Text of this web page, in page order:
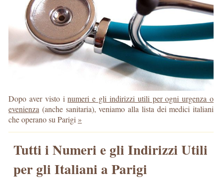
Dopo aver visto inumeri e gli indirizzi utili per ogni urgenza o
evenienza (anche sanitaria), veniamo alla lista dei medici italiani
che operano su Parigi »
Tutti i Numeri e gli Indirizzi Utili
per gli Italiani a Parigi